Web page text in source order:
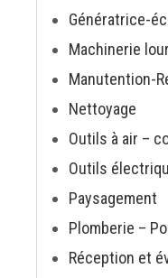
Génératrice-
Machinerie
Manutention-
Nettoyage
Outils à air –
Outils
Paysagement
Plomberie –
Réception et